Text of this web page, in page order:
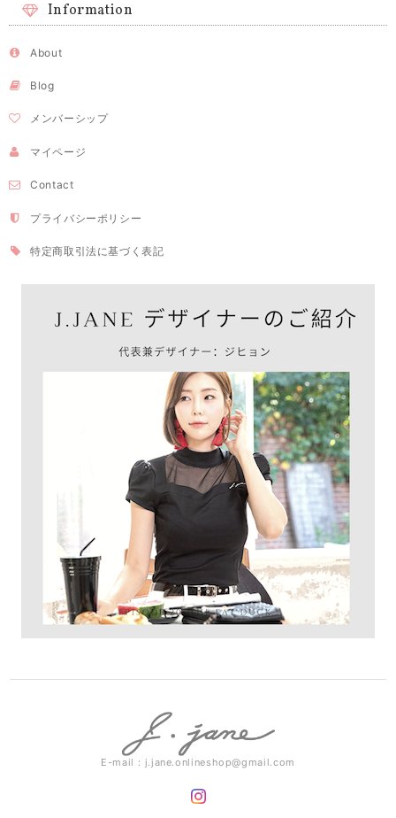
Information
About
Blog
メンバーシップ
マイページ
Contact
プライバシーポリシー
特定商取引法に基づく表記
E-mail： j.jane.onlineshop@gmail.com